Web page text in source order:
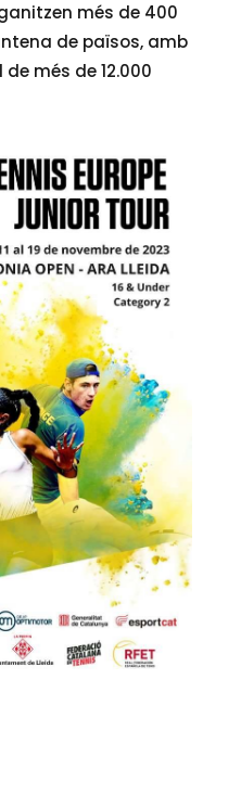
més de 400
de països, amb
més de 12.000